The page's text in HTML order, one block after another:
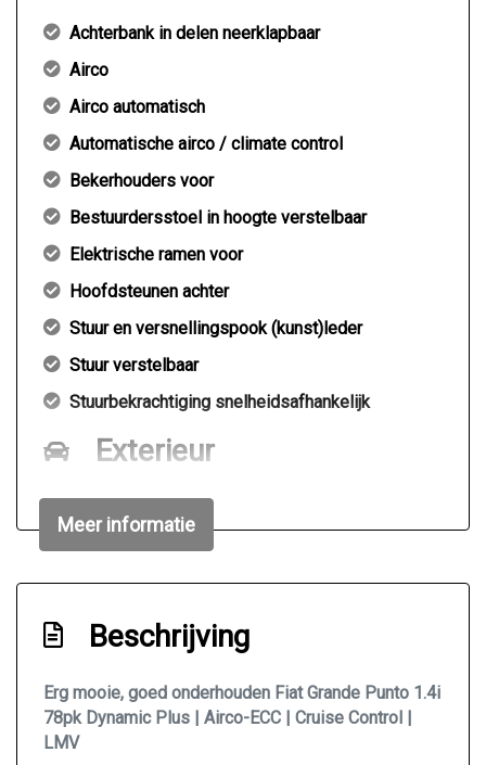
Achterbank in delen neerklapbaar
Airco
Airco automatisch
Automatische airco / climate control
Bekerhouders voor
Bestuurdersstoel in hoogte verstelbaar
Elektrische ramen voor
Hoofdsteunen achter
Stuur en versnellingspook (kunst)leder
Stuur verstelbaar
Stuurbekrachtiging snelheidsafhankelijk
Exterieur
Achterruitwisser
Buitenspiegels elektrisch verstelbaar
Bumpers in carrosseriekleur
Centrale vergrendeling met afstandsbediening
Lichtmetalen velgen 15"
Meer info? bel of app 06-46710581
Meer informatie
Beschrijving
Erg mooie, goed onderhouden Fiat Grande Punto 1.4i
78pk Dynamic Plus | Airco-ECC | Cruise Control |
LMV